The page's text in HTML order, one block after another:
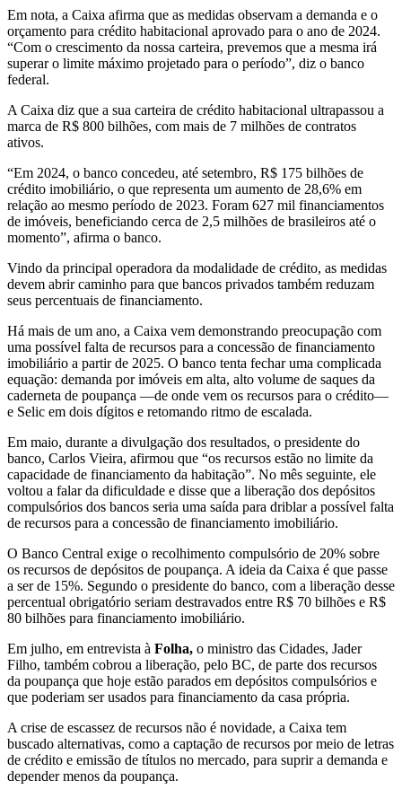
Em nota, a Caixa afirma que as medidas observam a demanda e o
orçamento para crédito habitacional aprovado para o ano de 2024.
“Com o crescimento da nossa carteira, prevemos que a mesma irá
superar o limite máximo projetado para o período”, diz o banco
federal.
A Caixa diz que a sua carteira de crédito habitacional ultrapassou a
marca de R$ 800 bilhões, com mais de 7 milhões de contratos
ativos.
“Em 2024, o banco concedeu, até setembro, R$ 175 bilhões de
crédito imobiliário, o que representa um aumento de 28,6% em
relação ao mesmo período de 2023. Foram 627 mil financiamentos
de imóveis, beneficiando cerca de 2,5 milhões de brasileiros até o
momento”, afirma o banco.
Vindo da principal operadora da modalidade de crédito, as medidas
devem abrir caminho para que bancos privados também reduzam
seus percentuais de financiamento.
Há mais de um ano, a Caixa vem demonstrando preocupação com
uma possível falta de recursos para a concessão de financiamento
imobiliário a partir de 2025. O banco tenta fechar uma complicada
equação: demanda por imóveis em alta, alto volume de saques da
caderneta de poupança —de onde vem os recursos para o crédito—
e Selic em dois dígitos e retomando ritmo de escalada.
Em maio, durante a divulgação dos resultados, o presidente do
banco, Carlos Vieira, afirmou que “os recursos estão no limite da
capacidade de financiamento da habitação”. No mês seguinte, ele
voltou a falar da dificuldade e disse que a liberação dos depósitos
compulsórios dos bancos seria uma saída para driblar a possível falta
de recursos para a concessão de financiamento imobiliário.
O Banco Central exige o recolhimento compulsório de 20% sobre
os recursos de depósitos de poupança. A ideia da Caixa é que passe
a ser de 15%. Segundo o presidente do banco, com a liberação desse
percentual obrigatório seriam destravados entre R$ 70 bilhões e R$
80 bilhões para financiamento imobiliário.
Em julho, em entrevista à Folha, o ministro das Cidades, Jader
Filho, também cobrou a liberação, pelo BC, de parte dos recursos
da poupança que hoje estão parados em depósitos compulsórios e
que poderiam ser usados para financiamento da casa própria.
A crise de escassez de recursos não é novidade, a Caixa tem
buscado alternativas, como a captação de recursos por meio de letras
de crédito e emissão de títulos no mercado, para suprir a demanda e
depender menos da poupança.